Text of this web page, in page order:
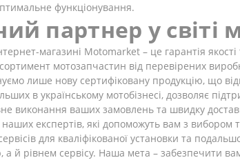
функціонування.
партнер у світі
магазині Motomarket – це гарантія
мотозапчастин від перевірених
лише нову сертифіковану продукцію, що
в українському мотобізнесі, дозволяє
виконання ваших замовлень та швидку
експертів, які допоможуть вам з
для кваліфікованої установки та
рівнем сервісу. Наша мета – забезпечити